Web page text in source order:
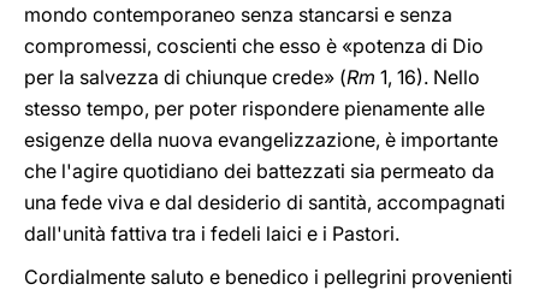
mondo contemporaneo senza stancarsi e senza
compromessi, coscienti che esso è «potenza di Dio
per la salvezza di chiunque crede» (Rm 1, 16). Nello
stesso tempo, per poter rispondere pienamente alle
esigenze della nuova evangelizzazione, è importante
che l'agire quotidiano dei battezzati sia permeato da
una fede viva e dal desiderio di santità, accompagnati
dall'unità fattiva tra i fedeli laici e i Pastori.
Cordialmente saluto e benedico i pellegrini provenienti